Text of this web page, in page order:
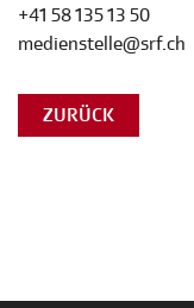
+41 58 135 13 50
medienstelle@srf.ch
ZURÜCK